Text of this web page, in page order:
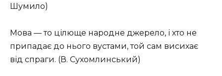
Шумило)
Мова — то цілюще народне джерело, і хто не
припадає до нього вустами, той сам висихає
від спраги. (В. Сухомлинський)